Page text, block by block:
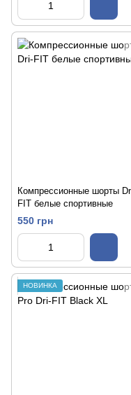
Компрессионные шорты
FIT белые спортивные
550 грн
НОВИНКА